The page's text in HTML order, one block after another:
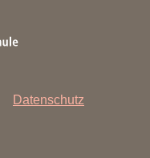
Datenschutz